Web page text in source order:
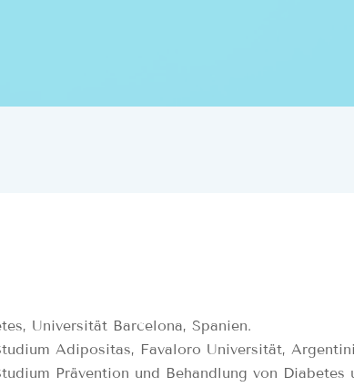
Universität Barcelona, Spanien.
Adipositas, Favaloro Universität,
Prävention und Behandlung von